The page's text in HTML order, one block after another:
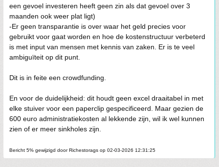
een gevoel investeren heeft geen zin als dat gevoel over 3
maanden ook weer plat ligt)
-Er geen transparantie is over waar het geld precies voor
gebruikt voor gaat worden en hoe de kostenstructuur verbeterd
is met input van mensen met kennis van zaken. Er is te veel
ambiguïteit op dit punt.
Dit is in feite een crowdfunding.
En voor de duidelijkheid: dit houdt geen excel draaitabel in met
elke stuiver voor een paperclip gespecificeerd. Maar gezien de
600 euro administratiekosten al lekkende zijn, wil ik wel kunnen
zien of er meer sinkholes zijn.
Bericht 5% gewijzigd door Richestorags op 02-03-2026 12:31:25